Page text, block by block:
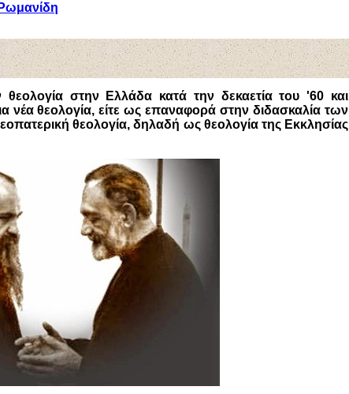
θεολογία στην Ελλάδα κατά την δεκαετία του '60 και
νέα θεολογία, είτε ως επαναφορά στην διδασκαλία των
θεολογία, δηλαδή ως θεολογία της Εκκλησίας